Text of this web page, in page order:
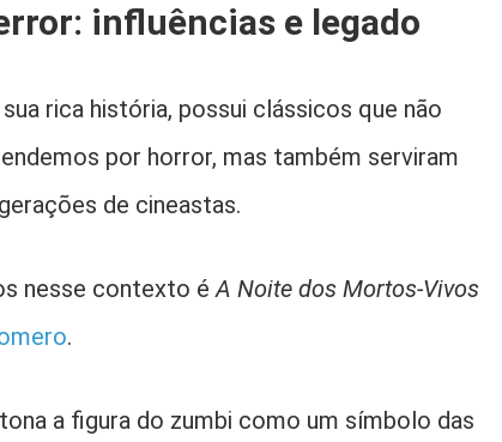
influências e legado
rica história, possui clássicos que não
por horror, mas também serviram
de cineastas.
nesse contexto éA Noite dos Mortos-Vivos
.
a figura do zumbi como um símbolo das